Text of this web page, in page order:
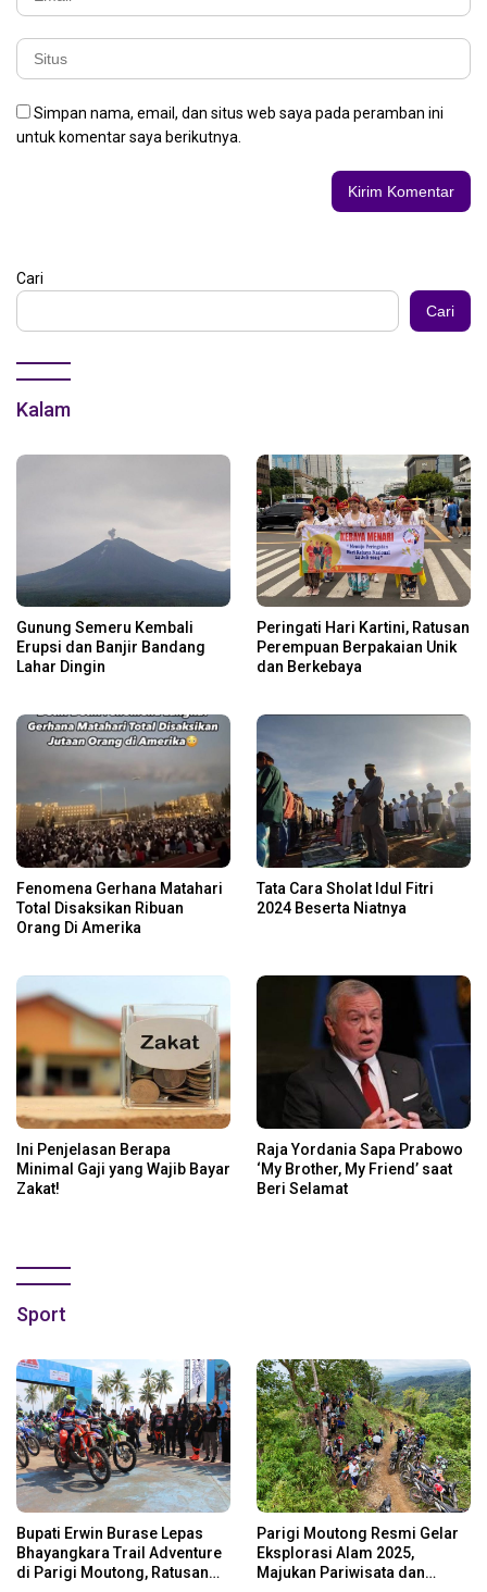
Simpan nama, email, dan situs web saya pada peramban ini
untuk komentar saya berikutnya.
Cari
Cari
Kalam
Gunung Semeru Kembali
Erupsi dan Banjir Bandang
Lahar Dingin
Peringati Hari Kartini, Ratusan
Perempuan Berpakaian Unik
dan Berkebaya
Fenomena Gerhana Matahari
Total Disaksikan Ribuan
Orang Di Amerika
Tata Cara Sholat Idul Fitri
2024 Beserta Niatnya
Ini Penjelasan Berapa
Minimal Gaji yang Wajib Bayar
Zakat!
Raja Yordania Sapa Prabowo
‘My Brother, My Friend’ saat
Beri Selamat
Sport
Bupati Erwin Burase Lepas
Bhayangkara Trail Adventure
di Parigi Moutong, Ratusan
Parigi Moutong Resmi Gelar
Eksplorasi Alam 2025,
Majukan Pariwisata dan